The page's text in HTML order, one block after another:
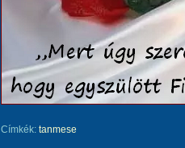
Címkék: tanmese